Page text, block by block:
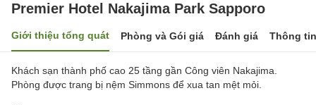
Premier Hotel Nakajima Park Sapporo
Giới thiệu tổng quát Phòng và Gói giá Đánh giá Thông
Khách sạn thành phố cao 25 tầng gần Công viên Nakajima.
Phòng được trang bị nệm Simmons để xua tan mệt mỏi.